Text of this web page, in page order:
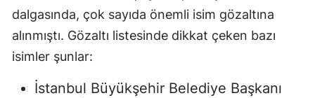
dalgasında, çok sayıda önemli isim gözaltına
alınmıştı. Gözaltı listesinde dikkat çeken bazı
isimler şunlar:
İstanbul Büyükşehir Belediye Başkanı